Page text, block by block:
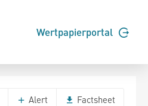
Wertpapierportal
Alert Factsheet